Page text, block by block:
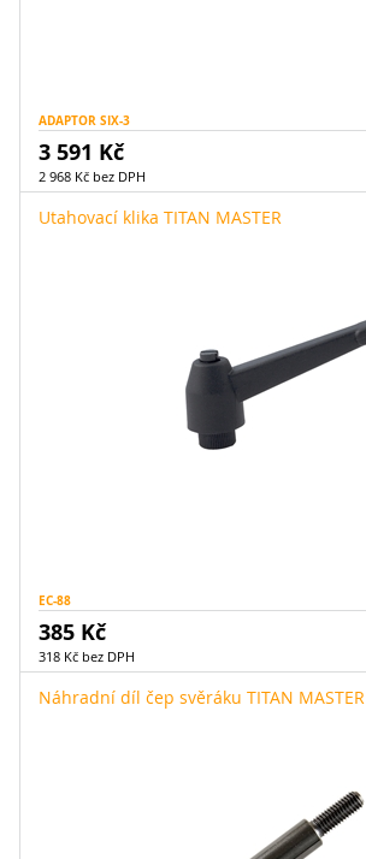
ADAPTOR SIX-3
3 591 Kč
2 968 Kč bez DPH
Utahovací klika TITAN MASTER
EC-88
385 Kč
318 Kč bez DPH
Náhradní díl čep svěráku TITAN MASTER